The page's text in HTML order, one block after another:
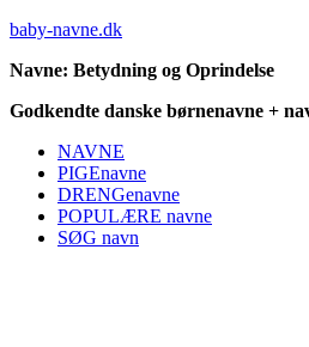
baby-navne.dk
Navne: Betydning og Oprindelse
Godkendte danske børnenavne +
NAVNE
PIGEnavne
DRENGenavne
POPULÆRE navne
SØG navn